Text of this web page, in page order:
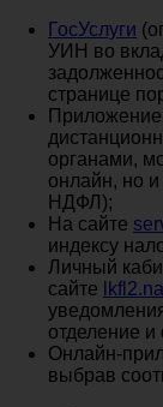
ГосУслуги
УИН во
странице
органами,
онлайн, но
НДФЛ);
На сайте
индексу
Личный
сайте
отделение и
Онлайн-
выбрав